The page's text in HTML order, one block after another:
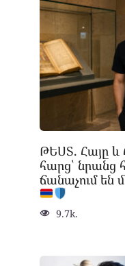
ԹԵՍՏ. Հայը և
հարց՝ նրանց
ճանաչում են
9.7k.